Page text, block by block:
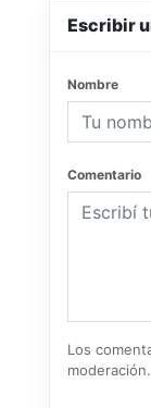
Escribir
Nombre
Comentario
Los
moderación.